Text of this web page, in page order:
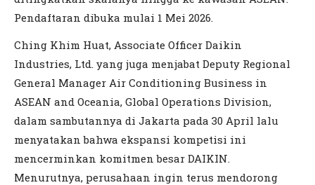
Pendaftaran dibuka mulai 1 Mei 2026.
Ching Khim Huat, Associate Officer Daikin
Industries, Ltd. yang juga menjabat Deputy Regional
General Manager Air Conditioning Business in
ASEAN and Oceania, Global Operations Division,
dalam sambutannya di Jakarta pada 30 April lalu
menyatakan bahwa ekspansi kompetisi ini
mencerminkan komitmen besar DAIKIN.
Menurutnya, perusahaan ingin terus mendorong